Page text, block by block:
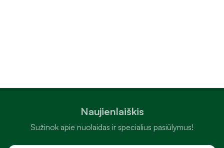
Naujienlaiškis
Sužinok apie nuolaidas ir specialius pasiūlymus!